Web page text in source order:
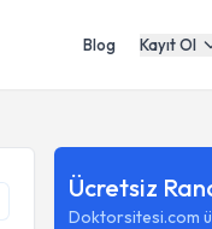
Blog Kayıt Ol
Ücretsiz
Doktorsitesi.com